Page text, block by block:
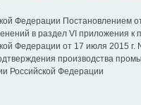
Федерации Постановлением
в раздел VI приложения к
Федерации от 17 июля 2015 г.
производства
Российской Федерации